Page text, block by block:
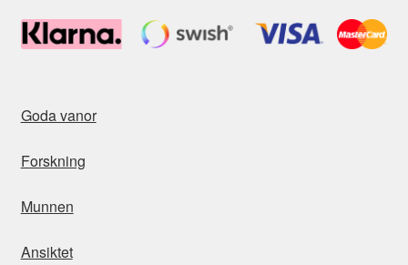
Goda vanor
Forskning
Munnen
Ansiktet